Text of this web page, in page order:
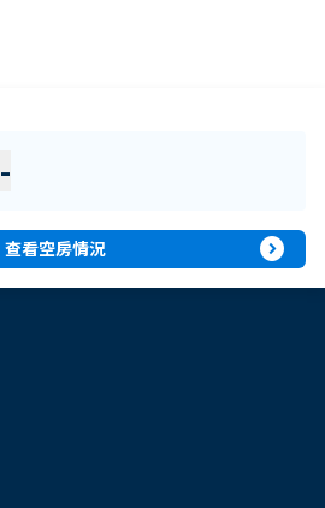
-
查看空房情況 expand_circle_right